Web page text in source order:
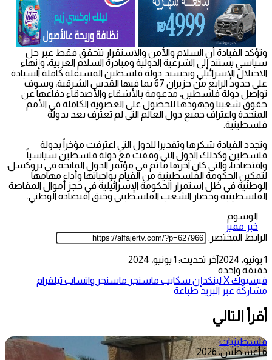
وتؤكد القيادة أن السلام والأمن والاستقرار تتحقق فقط عبر حل
سياسي يستند إلى الشرعية الدولية ومبادرة السلام العربية، وإنهاء
الاحتلال الإسرائيلي وتجسيد دولة فلسطين المستقلة كاملة السيادة
على حدود الرابع من حزيران 67 بما فيها القدس الشرقية، وسوف
تواصل دولة فلسطين، مدعومة بالأشقاء والأصدقاء دفاعها عن
حقوق شعبنا وجهودها للحصول على العضوية الكاملة في الأمم
المتحدة واعتراف جميع دول العالم التي لم تعترف بعد بدولة
فلسطينية.
وتجدد القيادة شكرها وتقديرا للدول التي اعترفت مؤخراً بدولة
فلسطين وكذلك الدول التي وقفت مع دولة فلسطين سياسياً
واقتصادياً، والتي كان آخرها ما تم في مؤتمر الدول المانحة في بروكسل،
لتمكين الحكومة الفلسطينية من القيام بواجباتها وأداء مهامها
الوطنية في ظل استمرار الحكومة الإسرائيلية في حجز أموال المقاصة
الفلسطينية وحصار الشعب الفلسطيني وخنق اقتصاده الوطني.
الوسوم
خبر مميز
الرابط المختصر:
1 يونيو، 2024
آخر تحديث: 1 يونيو، 2024
دقيقة واحدة
فيسبوك‫Xلينكدإن سكايب ماسنجر ماسنجر واتساب تيلقرام
مشاركة عبر البريد طباعة
أقرأ التالي
فلسطينيات
6 أغسطس، 2026